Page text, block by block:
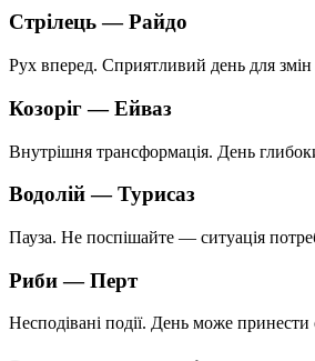
Стрілець —Райдо
Рух вперед. Сприятливий день для змін
Козоріг —Ейваз
Внутрішня трансформація. День
Водолій —Турисаз
Пауза. Не поспішайте — ситуація
Риби —Перт
Несподівані події. День може